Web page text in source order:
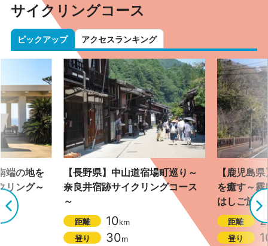
サイクリングコース
ピックアップ アクセスランキング
端の地を
リング～
【長野県】中山道宿場町巡り～
奈良井宿跡サイクリングコース
～
距離 10km
登り
30m
【鹿児島
を癒す～
はしご旅～
距離
登り